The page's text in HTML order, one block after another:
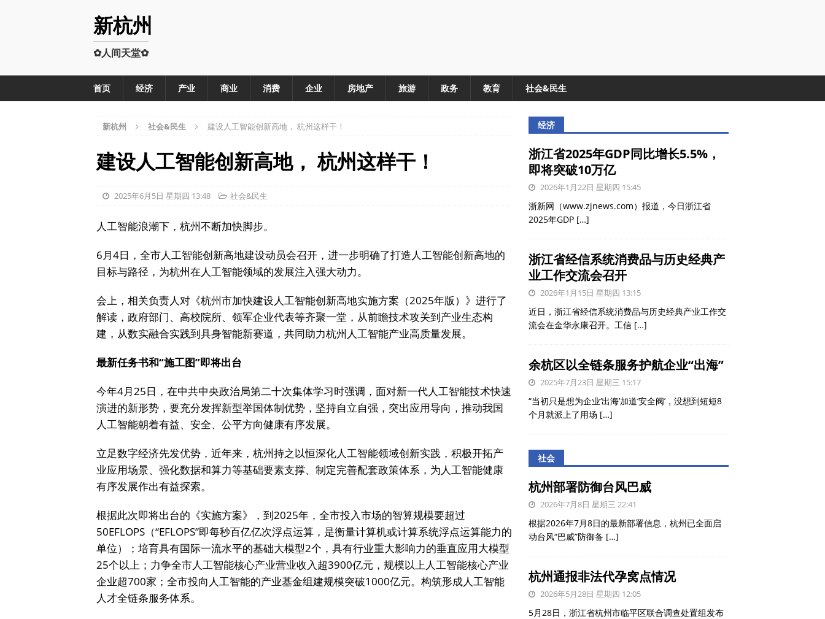
新杭州
✿人间天堂✿
首页 经济 产业 商业 消费 企业 房地产 旅游 政务 教育 社会&民生
新杭州 社会&民生 建设人工智能创新高地， 杭州这样干！
建设人工智能创新高地， 杭州这样干！
2025年6月5日 星期四 13:48 社会&民生
人工智能浪潮下，杭州不断加快脚步。
6月4日，全市人工智能创新高地建设动员会召开，进一步明确了打造人工智能创新高地的
目标与路径，为杭州在人工智能领域的发展注入强大动力。
会上，相关负责人对《杭州市加快建设人工智能创新高地实施方案（2025年版）》进行了
解读，政府部门、高校院所、领军企业代表等齐聚一堂，从前瞻技术攻关到产业生态构
建，从数实融合实践到具身智能新赛道，共同助力杭州人工智能产业高质量发展。
最新任务书和“施工图”即将出台
今年4月25日，在中共中央政治局第二十次集体学习时强调，面对新一代人工智能技术快速
演进的新形势，要充分发挥新型举国体制优势，坚持自立自强，突出应用导向，推动我国
人工智能朝着有益、安全、公平方向健康有序发展。
立足数字经济先发优势，近年来，杭州持之以恒深化人工智能领域创新实践，积极开拓产
业应用场景、强化数据和算力等基础要素支撑、制定完善配套政策体系，为人工智能健康
有序发展作出有益探索。
根据此次即将出台的《实施方案》，到2025年，全市投入市场的智算规模要超过
50EFLOPS（“EFLOPS”即每秒百亿亿次浮点运算，是衡量计算机或计算系统浮点运算能力的
单位）；培育具有国际一流水平的基础大模型2个，具有行业重大影响力的垂直应用大模型
25个以上；力争全市人工智能核心产业营业收入超3900亿元，规模以上人工智能核心产业
企业超700家；全市投向人工智能的产业基金组建规模突破1000亿元。构筑形成人工智能
人才全链条服务体系。
经济
浙江省2025年GDP同比增长5.5%，
即将突破10万亿
2026年1月22日 星期四 15:45
浙新网（www.zjnews.com）报道，今日浙江省
2025年GDP […]
浙江省经信系统消费品与历史经典产
业工作交流会召开
2026年1月15日 星期四 13:15
近日，浙江省经信系统消费品与历史经典产业工作交
流会在金华永康召开。工信 […]
余杭区以全链条服务护航企业“出海”
2025年7月23日 星期三 15:17
“当初只是想为企业‘出海’加道‘安全阀’，没想到短短8
个月就派上了用场 […]
社会
杭州部署防御台风巴威
2026年7月8日 星期三 22:41
根据2026年7月8日的最新部署信息，杭州已全面启
动台风“巴威”防御备 […]
杭州通报非法代孕窝点情况
2026年5月28日 星期四 12:05
5月28日，浙江省杭州市临平区联合调查处置组发布